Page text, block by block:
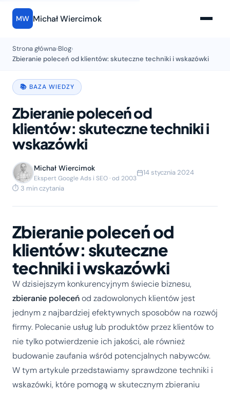
MW Michał Wiercimok
Strona główna›Blog›
Zbieranie poleceń od klientów: skuteczne techniki i wskazówki
📚 BAZA WIEDZY
Zbieranie poleceń od
klientów: skuteczne techniki i
wskazówki
Michał Wiercimok
Ekspert Google Ads i SEO · od 2003
14 stycznia 2024
⏱ 3 min czytania
Zbieranie poleceń od
klientów: skuteczne
techniki i wskazówki
W dzisiejszym konkurencyjnym świecie biznesu,
zbieranie poleceńod zadowolonych klientów jest
jednym z najbardziej efektywnych sposobów na rozwój
firmy. Polecanie usług lub produktów przez klientów to
nie tylko potwierdzenie ich jakości, ale również
budowanie zaufania wśród potencjalnych nabywców.
W tym artykule przedstawiamy sprawdzone techniki i
wskazówki, które pomogą w skutecznym zbieraniu